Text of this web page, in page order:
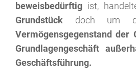
beweisbedürftig ist,
Grundstück doch um
Vermögensgegenstand der
Grundlagengeschäft
Geschäftsführung.